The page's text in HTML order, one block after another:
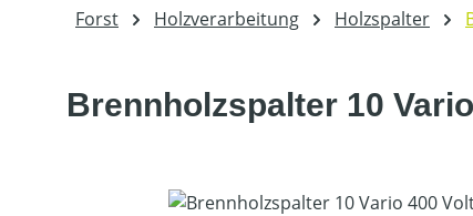
Forst Holzverarbeitung Holzspalter
Brennholzspalter 10
Bildergalerie überspringen